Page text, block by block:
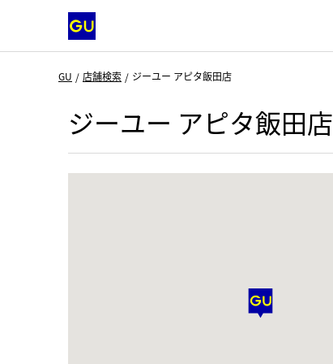
GU 店舗検索 ジーユー アピタ飯田店
ジーユー アピタ飯田店